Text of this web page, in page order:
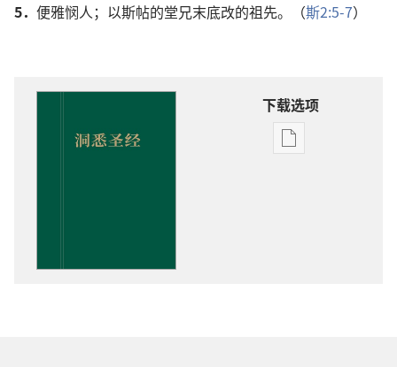
5． 便雅悯人；以斯帖的堂兄末底改的祖先。（斯2:5-7）
下载选项
电